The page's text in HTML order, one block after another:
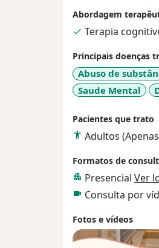
Abordagem
Terapia
Principais doenças
Abuso de
Saude Mental
Pacientes que trato
Adultos
Formatos de
Presencial Ver
Consulta por
Fotos e vídeos